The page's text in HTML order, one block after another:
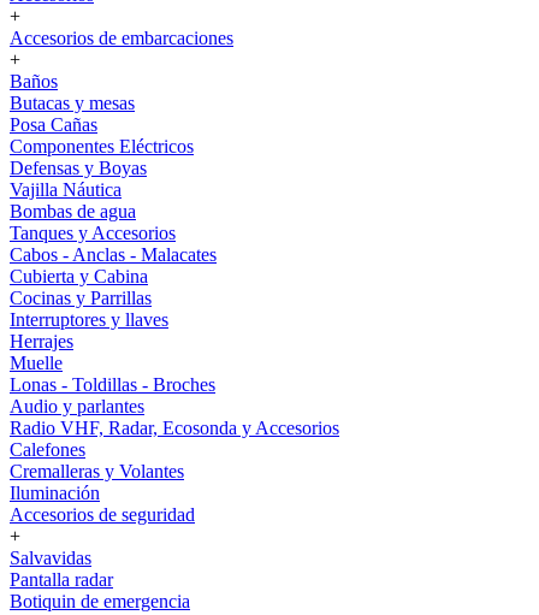
+
Accesorios de embarcaciones
+
Baños
Butacas y mesas
Posa Cañas
Componentes Eléctricos
Defensas y Boyas
Vajilla Náutica
Bombas de agua
Tanques y Accesorios
Cabos - Anclas - Malacates
Cubierta y Cabina
Cocinas y Parrillas
Interruptores y llaves
Herrajes
Muelle
Lonas - Toldillas - Broches
Audio y parlantes
Radio VHF, Radar, Ecosonda y Accesorios
Calefones
Cremalleras y Volantes
Iluminación
Accesorios de seguridad
+
Salvavidas
Pantalla radar
Botiquin de emergencia